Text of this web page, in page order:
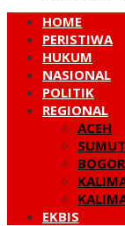
HOME
PERISTIWA
HUKUM
NASIONAL
POLITIK
REGIONAL
ACEH
SUMUT
BOGOR
EKBIS